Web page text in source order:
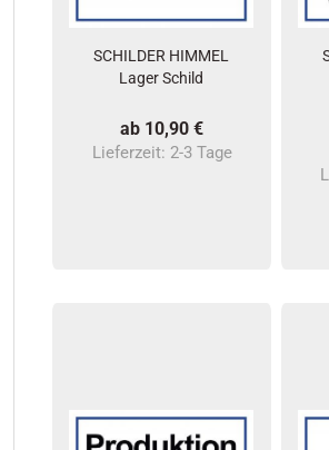
SCHILDER HIMMEL
Lager Schild
ab 10,90 €
Lieferzeit: 2-3 Tage